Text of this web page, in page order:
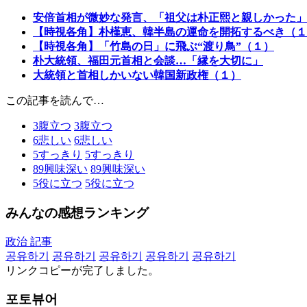
安倍首相が微妙な発言、「祖父は朴正熙と親しかった」
【時視各角】朴槿恵、韓半島の運命を開拓するべき（
【時視各角】「竹島の日」に飛ぶ“渡り鳥”（１）
朴大統領、福田元首相と会談…「縁を大切に」
大統領と首相しかいない韓国新政権（１）
この記事を読んで…
3腹立つ 3腹立つ
6悲しい 6悲しい
5すっきり 5すっきり
89興味深い 89興味深い
5役に立つ 5役に立つ
みんなの感想ランキング
政治 記事
공유하기
공유하기 공유하기 공유하기
공유하기
リンクコピーが完了しました。
포토뷰어